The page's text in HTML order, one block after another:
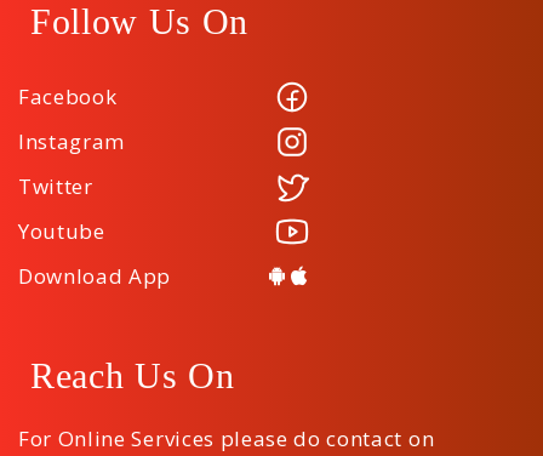
Follow Us On
Facebook
Instagram
Twitter
Youtube
Download App
Reach Us On
For Online Services please do contact on